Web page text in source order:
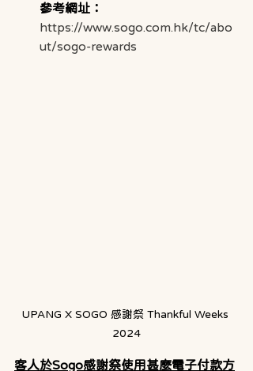
參考網址：
https://www.sogo.com.hk/tc/abo
ut/sogo-rewards
UPANG X SOGO 感謝祭 Thankful Weeks
2024
客人於Sogo感謝祭使用甚麼電子付款方